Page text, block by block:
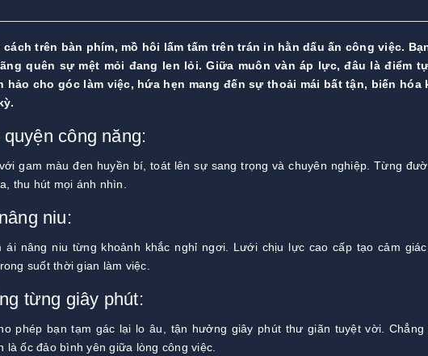
trên bàn phím, mồ hôi lấm tấm trên trán in hằn dấu ấn công việc.
quên sự mệt mỏi đang len lỏi. Giữa muôn vàn áp lực, đâu là điểm
hảo cho góc làm việc, hứa hẹn mang đến sự thoải mái bất tận, biến hóa
công năng:
gam màu đen huyền bí, toát lên sự sang trọng và chuyên nghiệp. Từng
thu hút mọi ánh nhìn.
niu:
nâng niu từng khoảnh khắc nghỉ ngơi. Lưới chịu lực cao cấp tạo cảm giác
suốt thời gian làm việc.
từng giây phút:
phép bạn tạm gác lại lo âu, tận hưởng giây phút thư giãn tuyệt vời. Chẳng
là ốc đảo bình yên giữa lòng công việc.